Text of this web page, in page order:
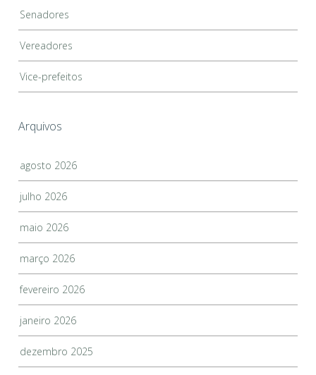
Senadores
Vereadores
Vice-prefeitos
Arquivos
agosto 2026
julho 2026
maio 2026
março 2026
fevereiro 2026
janeiro 2026
dezembro 2025